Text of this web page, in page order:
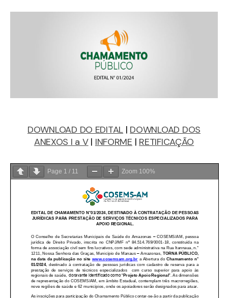
DOWNLOAD DO EDITAL | DOWNLOAD DOS
ANEXOS I a V| INFORME | RETIFICAÇÃO
Page 1 / 11 Zoom 100%